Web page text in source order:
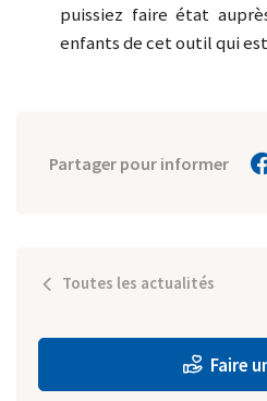
puissiez faire état
enfants de cet outil qui
Partager pour informer
Toutes les actualités
Faire